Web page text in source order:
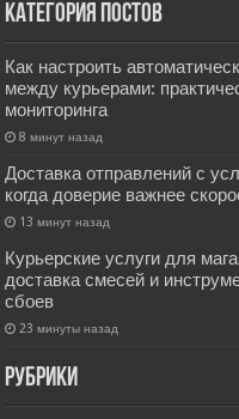
Категория постов
Как настроить
между курьерами:
мониторинга
8 минут назад
Доставка отправлений с
когда доверие важнее
13 минут назад
Курьерские услуги для
доставка смесей и
сбоев
23 минуты назад
РУбрики